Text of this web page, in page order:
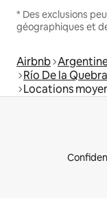
* Des exclusions
géographiques et
Airbnb
Río De la
Locations